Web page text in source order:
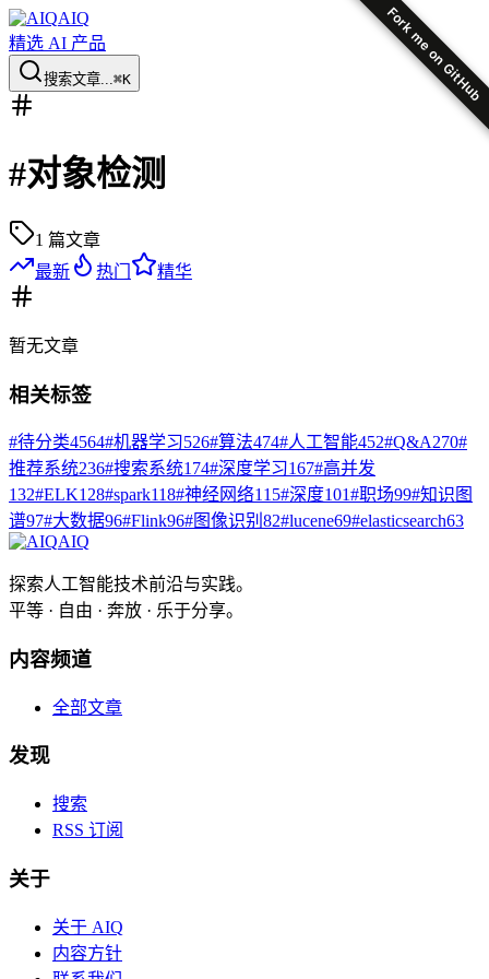
Fork me on GitHub
AIQ
精选 AI 产品
搜索文章...⌘K
#对象检测
1 篇文章
最新
热门 精华
暂无文章
相关标签
#待分类4564#机器学习526#算法474#人工智能452#Q&A270#
推荐系统236#搜索系统174#深度学习167#高并发
132#ELK128#spark118#神经网络115#深度101#职场99#知识图
谱97#大数据96#Flink96#图像识别 82#lucene69#elasticsearch63
AIQ
探索人工智能技术前沿与实践。
平等 · 自由 · 奔放 · 乐于分享。
内容频道
全部文章
发现
搜索
RSS 订阅
关于
关于 AIQ
内容方针